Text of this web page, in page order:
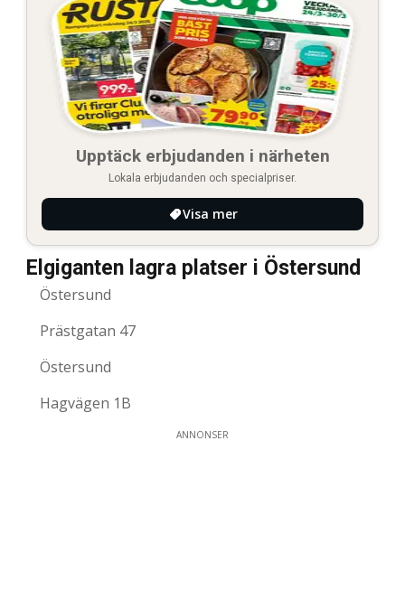
Upptäck erbjudanden i närheten
Lokala erbjudanden och specialpriser.
Visa mer
Elgiganten lagra platser i Östersund
Östersund
Prästgatan 47
Östersund
Hagvägen 1B
ANNONSER